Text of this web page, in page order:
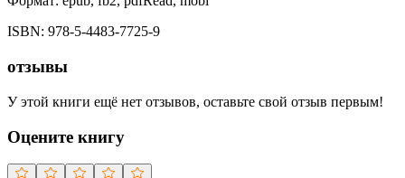
ISBN: 978-5-4483-7725-9
отзывы
У этой книги ещё нет отзывов, оставьте свой отзыв первым!
Оцените книгу